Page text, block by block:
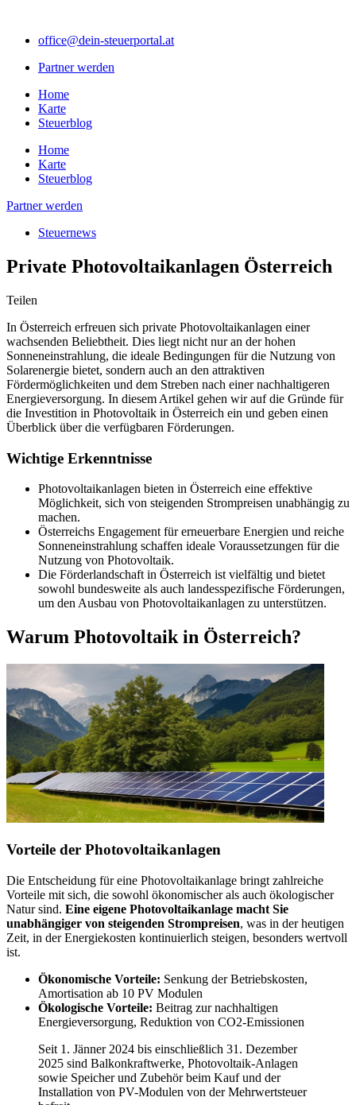
springenoffice@dein-steuerportal.at
Partner werden
Home
Karte
Steuerblog
Home
Karte
Steuerblog
Partner werden
Steuernews
Private Photovoltaikanlagen Österreich
Teilen
In Österreich erfreuen sich private Photovoltaikanlagen einer
wachsenden Beliebtheit. Dies liegt nicht nur an der hohen
Sonneneinstrahlung, die ideale Bedingungen für die Nutzung von
Solarenergie bietet, sondern auch an den attraktiven
Fördermöglichkeiten und dem Streben nach einer nachhaltigeren
Energieversorgung. In diesem Artikel gehen wir auf die Gründe für
die Investition in Photovoltaik in Österreich ein und geben einen
Überblick über die verfügbaren Förderungen.
Wichtige Erkenntnisse
Photovoltaikanlagen bieten in Österreich eine effektive
Möglichkeit, sich von steigenden Strompreisen unabhängig zu
machen.
Österreichs Engagement für erneuerbare Energien und reiche
Sonneneinstrahlung schaffen ideale Voraussetzungen für die
Nutzung von Photovoltaik.
Die Förderlandschaft in Österreich ist vielfältig und bietet
sowohl bundesweite als auch landesspezifische Förderungen,
um den Ausbau von Photovoltaikanlagen zu unterstützen.
Warum Photovoltaik in Österreich?
Vorteile der Photovoltaikanlagen
Die Entscheidung für eine Photovoltaikanlage bringt zahlreiche
Vorteile mit sich, die sowohl ökonomischer als auch ökologischer
Natur sind. Eine eigene Photovoltaikanlage macht Sie
unabhängiger von steigenden Strompreisen, was in der heutigen
Zeit, in der Energiekosten kontinuierlich steigen, besonders wertvoll
ist.
Ökonomische Vorteile: Senkung der Betriebskosten,
Amortisation ab 10 PV Modulen
Ökologische Vorteile: Beitrag zur nachhaltigen
Energieversorgung, Reduktion von CO2-Emissionen
Seit 1. Jänner 2024 bis einschließlich 31. Dezember
2025 sind Balkonkraftwerke, Photovoltaik-Anlagen
sowie Speicher und Zubehör beim Kauf und der
Installation von PV-Modulen von der Mehrwertsteuer